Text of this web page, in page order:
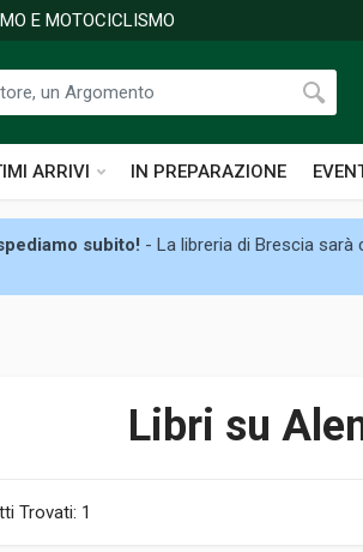
E MOTOCICLISMO
ARRIVI IN PREPARAZIONE
subito! - La libreria di Brescia
Libri su
Trovati: 1